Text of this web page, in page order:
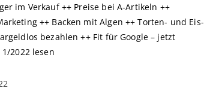
im Verkauf ++ Preise bei A-Artikeln ++
++ Backen mit Algen ++ Torten- und Eis-
bezahlen ++ Fit für Google – jetzt
2022 lesen